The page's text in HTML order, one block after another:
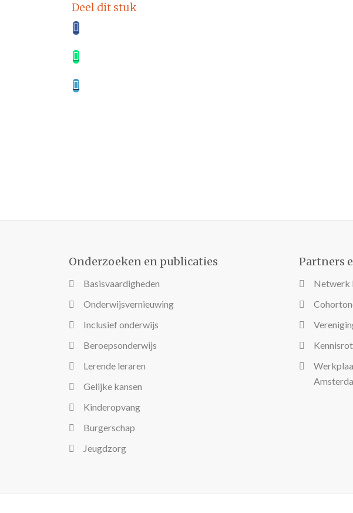
Deel dit stuk
Onderzoeken en publicaties
Basisvaardigheden
Onderwijsvernieuwing
Inclusief onderwijs
Beroepsonderwijs
Lerende leraren
Gelijke kansen
Kinderopvang
Burgerschap
Jeugdzorg
Partners
Netwerk